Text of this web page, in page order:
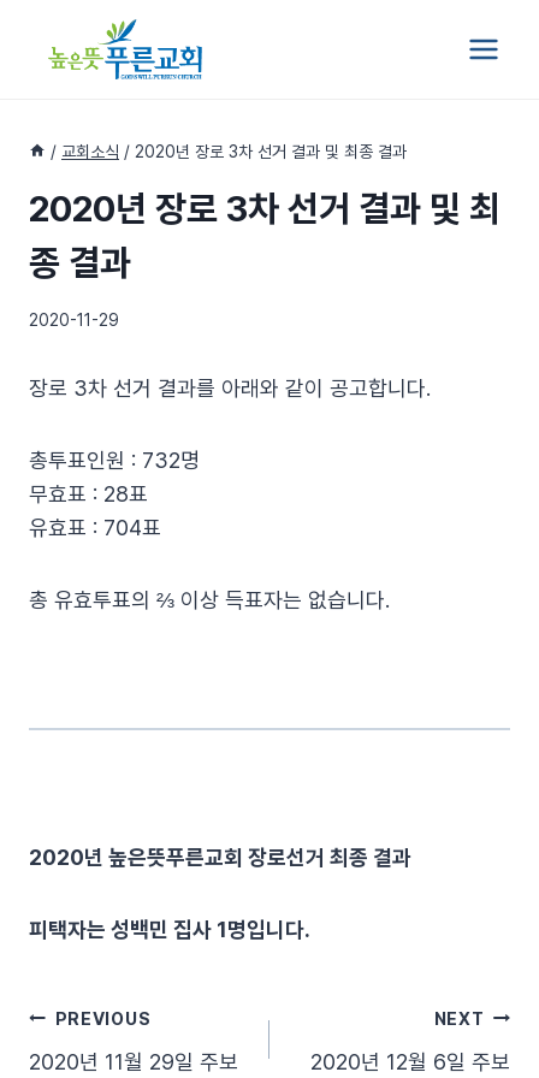
/ 교회소식 / 2020년 장로 3차 선거 결과 및 최종 결과
2020년 장로 3차 선거 결과 및 최
종 결과
2020-11-29
장로 3차 선거 결과를 아래와 같이 공고합니다.
총투표인원 : 732명
무효표 : 28표
유효표 : 704표
총 유효투표의 ⅔ 이상 득표자는 없습니다.
2020년 높은뜻푸른교회 장로선거 최종 결과
피택자는 성백민 집사 1명입니다.
글PREVIOUS
2020년 11월 29일 주보
NEXT
2020년 12월 6일 주보